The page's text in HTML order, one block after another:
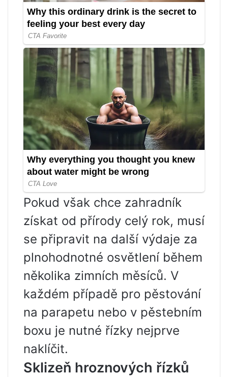
Pokud však chce zahradník
získat od přírody celý rok, musí
se připravit na další výdaje za
plnohodnotné osvětlení během
několika zimních měsíců. V
každém případě pro pěstování
na parapetu nebo v pěstebním
boxu je nutné řízky nejprve
naklíčit.
Sklizeň hroznových řízků